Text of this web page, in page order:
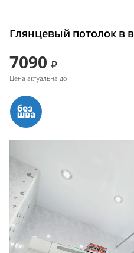
Глянцевый потолок в
7090
Цена актуальна до